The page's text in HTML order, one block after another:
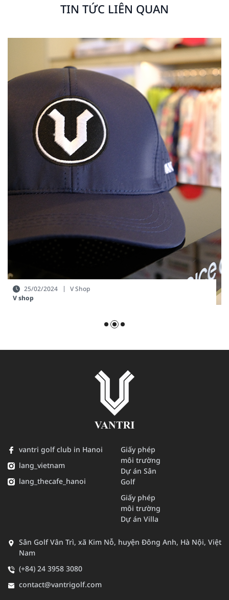
TIN TỨC LIÊN QUAN
25/02/2024
V Shop
V shop
Sân Golf Vân Trì, xã Kim Nỗ, huyện Đông Anh, Hà Nội, Việt
Nam
(+84) 24 3958 3080
contact@vantrigolf.com
vantri golf club in Hanoi
lang_vietnam
lang_thecafe_hanoi
Giấy phép
môi trường
Dự án Sân
Golf
Giấy phép
môi trường
Dự án Villa